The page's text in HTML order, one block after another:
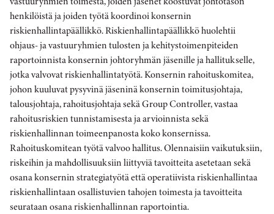
henkilöistä ja joiden työtä koordinoi konsernin
riskienhallintapäällikkö. Riskienhallintapäällikkö huolehtii
ohjaus- ja vastuuryhmien tulosten ja kehitystoimenpiteiden
raportoinnista konsernin johtoryhmän jäsenille ja hallitukselle,
jotka valvovat riskienhallintatyötä. Konsernin rahoituskomitea,
johon kuuluvat pysyvinä jäseninä konsernin toimitusjohtaja,
talousjohtaja, rahoitusjohtaja sekä Group Controller, vastaa
rahoitusriskien tunnistamisesta ja arvioinnista sekä
riskienhallinnan toimeenpanosta koko konsernissa.
Rahoituskomitean työtä valvoo hallitus. Olennaisiin vaikutuksiin,
riskeihin ja mahdollisuuksiin liittyviä tavoitteita asetetaan sekä
osana konsernin strategiatyötä että operatiivista riskienhallintaa
riskienhallintaan osallistuvien tahojen toimesta ja tavoitteita
seurataan osana riskienhallinnan raportointia.